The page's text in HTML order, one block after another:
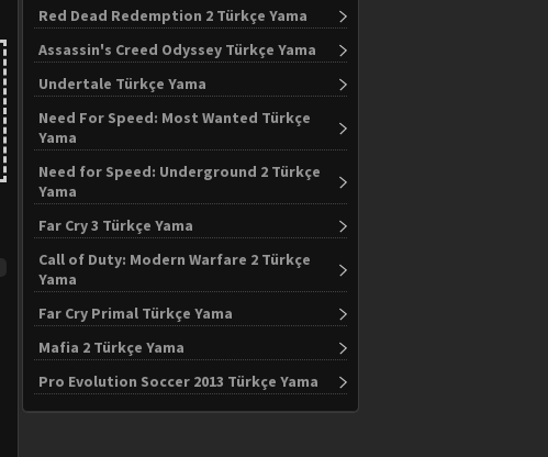
Red Dead Redemption 2 Türkçe Yama
Assassin's Creed Odyssey Türkçe Yama
Undertale Türkçe Yama
Need For Speed: Most Wanted Türkçe
Yama
Need for Speed: Underground 2 Türkçe
Yama
Far Cry 3 Türkçe Yama
Call of Duty: Modern Warfare 2 Türkçe
Yama
Far Cry Primal Türkçe Yama
Mafia 2 Türkçe Yama
Pro Evolution Soccer 2013 Türkçe Yama